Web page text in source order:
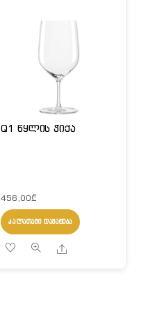
Q1 წყლის ჭიქა
456,00₾
ᲙᲐᲚᲐᲗᲐᲨᲘ ᲓᲐᲛᲐᲢᲔᲑᲐ
Share